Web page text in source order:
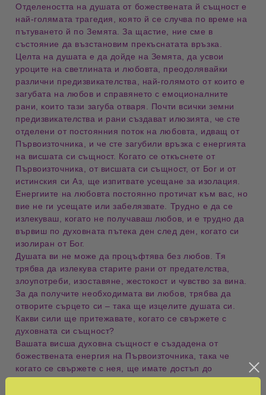
Отделеността на душата от божествената й същност е
най-голямата трагедия, която й се случва по време на
пътуването й по Земята. За щастие, ние сме в
състояние да възстановим прекъснатата връзка.
Целта на душата е да дойде на Земята, да усвои
уроците на светлината и любовта, преодолявайки
различни предизвикателства, най-голямото от които е
загубата на любов и справянето с емоционалните
рани, които тази загуба отваря. Почти всички земни
предизвикателства и рани създават илюзията, че сте
отделени от постоянния поток на любовта, идващ от
Първоизточника, и че сте загубили връзка с енергията
на висшата си същност. Когато се откъснете от
Първоизточника, от висшата си същност, от Бог и от
истинския си Аз, ще изпитвате усещане за изолация.
Енергиите на любовта постоянно протичат към вас, но
вие не ги усещате или забелязвате. Трудно е да се
излекуваш, когато не получаваш любов, и е трудно да
вървиш по духовната пътека ден след ден, когато си
изолиран от Бог.
Душата ви не може да процъфтява без любов. Тя
трябва да излекува старите рани от предателства,
злоупотреби, изоставяне, жестокост и чувство за вина.
За да получите необходимата ви любов, трябва да
отворите сърцето си – така ще изцелите душата си.
Какви сили ще притежавате, когато се свържете с
духовната си същност?
Вашата висша духовна същност е създадена от
божествената енергия на Първоизточника, така че
когато се свържете с нея, ще имате достъп до